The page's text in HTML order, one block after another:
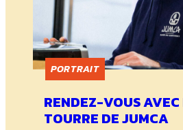
PORTRAIT
RENDEZ-VOUS AVEC
TOURRE DE JUMCA